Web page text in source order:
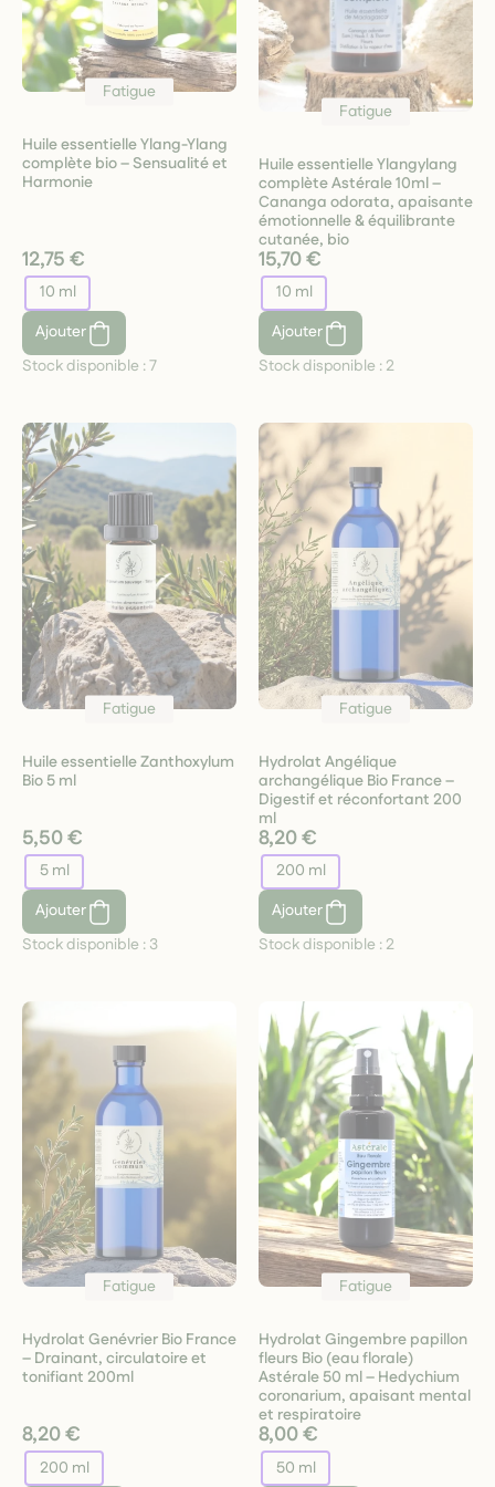
Fatigue
Huile essentielle Ylang-Ylang
complète bio – Sensualité et
Harmonie
12,75 €
10 ml
Ajouter
Stock disponible :7
Fatigue
Huile essentielle Ylangylang
complète Astérale 10ml –
Cananga odorata, apaisante
émotionnelle & équilibrante
cutanée, bio
15,70 €
10 ml
Ajouter
Stock disponible : 2
Fatigue
Huile essentielle Zanthoxylum
Bio 5 ml
5,50 €
5 ml
Ajouter
Stock disponible : 3
Fatigue
Hydrolat Angélique
archangélique Bio France –
Digestif et réconfortant 200
ml
8,20 €
200 ml
Ajouter
Stock disponible : 2
Fatigue
Hydrolat Genévrier Bio France
– Drainant, circulatoire et
tonifiant 200ml
8,20 €
200 ml
Fatigue
Hydrolat Gingembre papillon
fleurs Bio (eau florale)
Astérale 50 ml – Hedychium
coronarium, apaisant mental
et respiratoire
8,00 €
50 ml